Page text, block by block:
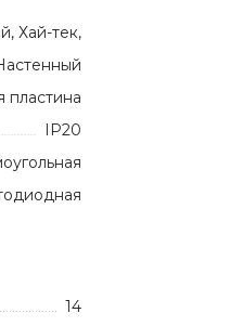
Хай-тек,
пластина
IP20
14